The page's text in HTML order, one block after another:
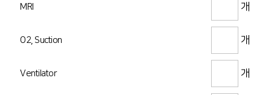
MRI 개
O2, Suction 개
Ventilator 개